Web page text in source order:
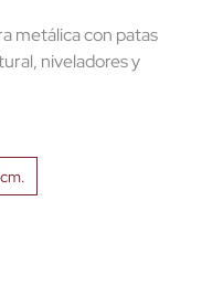
metálica con patas
niveladores y